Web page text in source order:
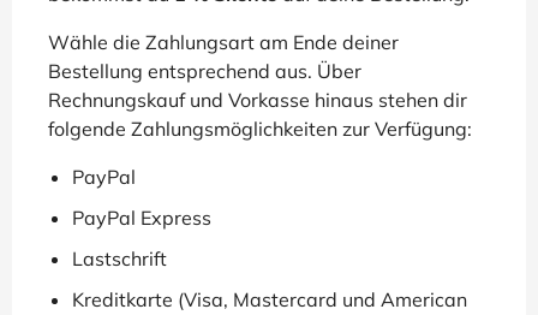
Wähle die Zahlungsart am Ende deiner
Bestellung entsprechend aus. Über
Rechnungskauf und Vorkasse hinaus stehen dir
folgende Zahlungsmöglichkeiten zur Verfügung:
PayPal
PayPal Express
Lastschrift
Kreditkarte (Visa, Mastercard und American